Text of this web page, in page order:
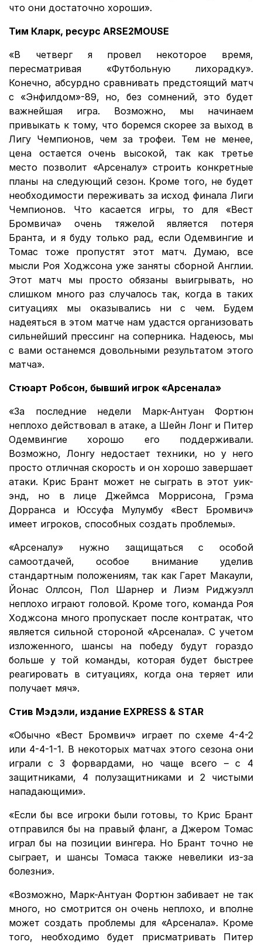
что они достаточно хороши».
Тим Кларк, ресурс ARSE2MOUSE
«В четверг я провел некоторое время,
пересматривая «Футбольную лихорадку».
Конечно, абсурдно сравнивать предстоящий матч
с «Энфилдом»-89, но, без сомнений, это будет
важнейшая игра. Возможно, мы начинаем
привыкать к тому, что боремся скорее за выход в
Лигу Чемпионов, чем за трофеи. Тем не менее,
цена остается очень высокой, так как третье
место позволит «Арсеналу» строить конкретные
планы на следующий сезон. Кроме того, не будет
необходимости переживать за исход финала Лиги
Чемпионов. Что касается игры, то для «Вест
Бромвича» очень тяжелой является потеря
Бранта, и я буду только рад, если Одемвингие и
Томас тоже пропустят этот матч. Думаю, все
мысли Роя Ходжсона уже заняты сборной Англии.
Этот матч мы просто обязаны выигрывать, но
слишком много раз случалось так, когда в таких
ситуациях мы оказывались ни с чем. Будем
надеяться в этом матче нам удастся организовать
сильнейший прессинг на соперника. Надеюсь, мы
с вами останемся довольными результатом этого
матча».
Стюарт Робсон, бывший игрок «Арсенала»
«За последние недели Марк-Антуан Фортюн
неплохо действовал в атаке, а Шейн Лонг и Питер
Одемвингие хорошо его поддерживали.
Возможно, Лонгу недостает техники, но у него
просто отличная скорость и он хорошо завершает
атаки. Крис Брант может не сыграть в этот уик-
энд, но в лице Джеймса Моррисона, Грэма
Дорранса и Юссуфа Мулумбу «Вест Бромвич»
имеет игроков, способных создать проблемы».
«Арсеналу» нужно защищаться с особой
самоотдачей, особое внимание уделив
стандартным положениям, так как Гарет Макаули,
Йонас Оллсон, Пол Шарнер и Лиэм Риджуэлл
неплохо играют головой. Кроме того, команда Роя
Ходжсона много пропускает после контратак, что
является сильной стороной «Арсенала». С учетом
изложенного, шансы на победу будут гораздо
больше у той команды, которая будет быстрее
реагировать в ситуациях, когда она теряет или
получает мяч».
Стив Мэдэли, издание EXPRESS & STAR
«Обычно «Вест Бромвич» играет по схеме 4-4-2
или 4-4-1-1. В некоторых матчах этого сезона они
играли с 3 форвардами, но чаще всего – с 4
защитниками, 4 полузащитниками и 2 чистыми
нападающими».
«Если бы все игроки были готовы, то Крис Брант
отправился бы на правый фланг, а Джером Томас
играл бы на позиции вингера. Но Брант точно не
сыграет, и шансы Томаса также невелики из-за
болезни».
«Возможно, Марк-Антуан Фортюн забивает не так
много, но смотрится он очень неплохо, и вполне
может создать проблемы для «Арсенала». Кроме
того, необходимо будет присматривать Питер